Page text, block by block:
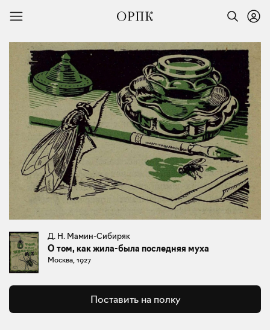
Д. Н. Мамин-Сибиряк
О том, как жила-была последняя муха
Москва, 1927
Поставить на полку